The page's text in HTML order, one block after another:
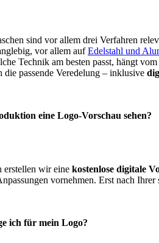
sind vor allem drei Verfahren
vor allem aufEdelstahl und
Technik am besten passt, hängt
passende Veredelung – inklusive
eine Logo-Vorschau sehen?
erstellen wir eine kostenlose digitale
vornehmen. Erst nach
ich für mein Logo?